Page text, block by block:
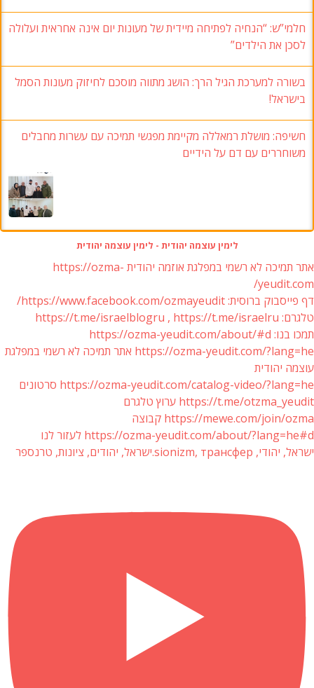
חלמי”ש: “הנחיה לפתיחה מיידית של מעונות יום אינה אחראית ועלולה
לסכן את הילדים”
בשורה למערכת הגיל הרך: הושג מתווה מוסכם לחיזוק מעונות הסמל
בישראל!
חשיפה: מושלת רמאללה מקיימת מפגשי תמיכה עם עשרות מחבלים
משוחררים עם דם על הידיים
לימין עוצמה יהודית - לימין עוצמה יהודית
אתר תמיכה לא רשמי במפלגת אוזמה יהודית https://ozma-
yeudit.com/
דף פייסבוק ברוסית: https://www.facebook.com/ozmayeudit/
טלגרם: https://t.me/israelblogru , https://t.me/israelru
תמכו בנו: https://ozma-yeudit.com/about/#d
https://ozma-yeudit.com/?lang=he אתר תמיכה לא רשמי במפלגת
עוצמה יהודית
https://ozma-yeudit.com/catalog-video/?lang=he סרטונים
https://t.me/otzma_yeudit ערוץ טלגרם
https://mewe.com/join/ozma קבוצה
https://ozma-yeudit.com/about/?lang=he#d לעזור לנו
ישראל, יהודי, sionizm, трансфер.ישראל, יהודים, ציונות, טרנספר